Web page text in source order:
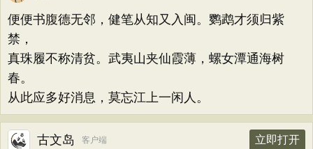
便便书腹德无邻，健笔从知又入闽。鹦鹉才须归紫
禁，
真珠履不称清贫。武夷山夹仙霞薄，螺女潭通海树
春。
从此应多好消息，莫忘江上一闲人。
古文岛 客户端 立即打开